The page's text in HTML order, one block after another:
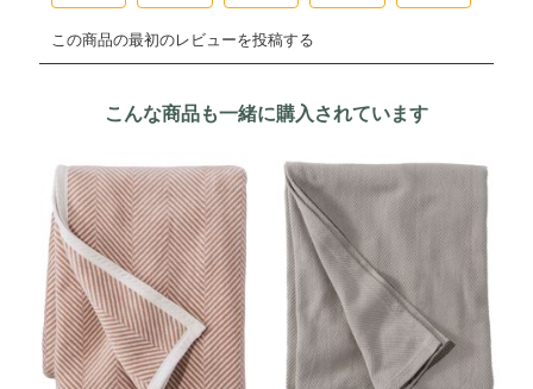
こんな商品も一緒に購入されています